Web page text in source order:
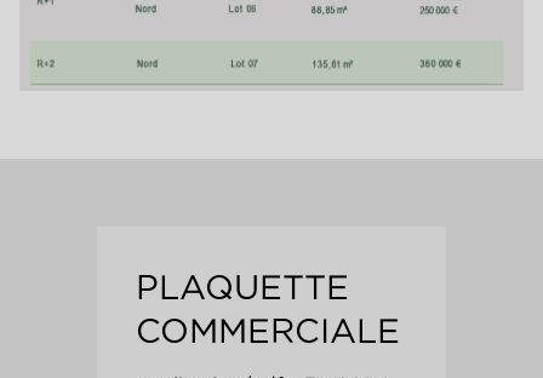
PLAQUETTE
COMMERCIALE